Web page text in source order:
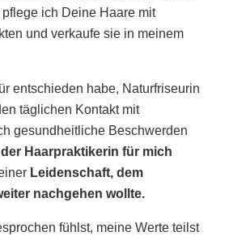
ich Deine Haare mit
und verkaufe sie in meinem
entschieden habe, Naturfriseurin
täglichen Kontakt mit
gesundheitliche Beschwerden
Haarpraktikerin für mich
Leidenschaft, dem
nachgehen wollte.
fühlst, meine Werte teilst